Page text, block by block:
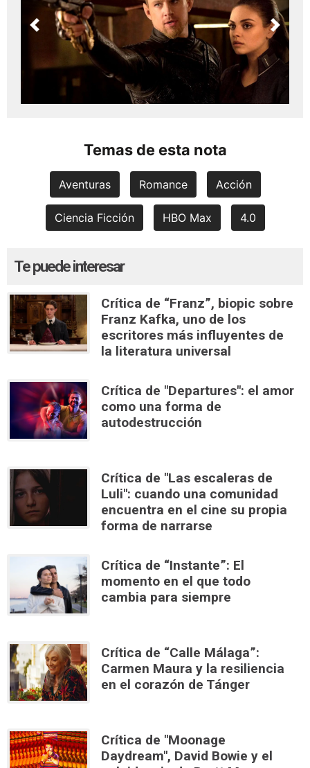
Previous Next
Temas de esta nota
Aventuras Romance Acción
Ciencia Ficción HBO Max 4.0
Te puede interesar
Crítica de “Franz”, biopic sobre
Franz Kafka, uno de los
escritores más influyentes de
la literatura universal
Crítica de "Departures": el amor
como una forma de
autodestrucción
Crítica de "Las escaleras de
Luli": cuando una comunidad
encuentra en el cine su propia
forma de narrarse
Crítica de “Instante”: El
momento en el que todo
cambia para siempre
Crítica de “Calle Málaga”:
Carmen Maura y la resiliencia
en el corazón de Tánger
Crítica de "Moonage
Daydream", David Bowie y el